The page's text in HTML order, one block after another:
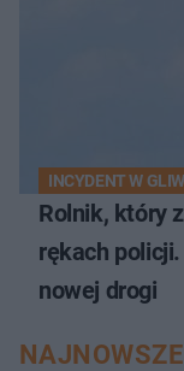
INCYDENT W
Rolnik, który
rękach
nowej drogi